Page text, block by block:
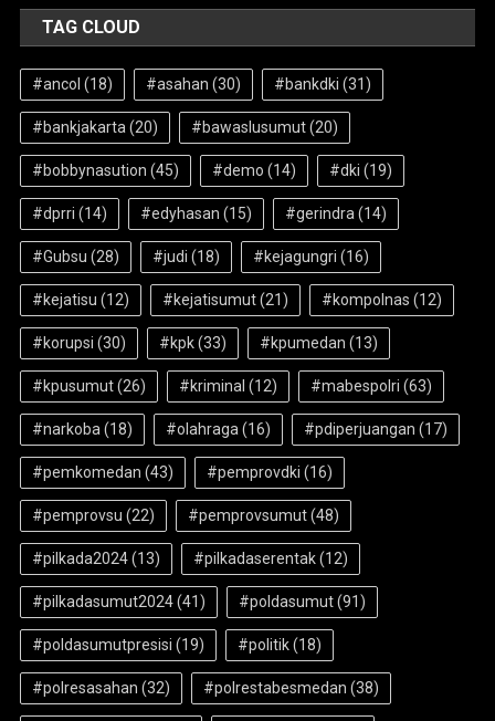
TAG CLOUD
#ancol (18) #asahan (30) #bankdki (31)
#bankjakarta(20) #bawaslusumut(20)
#bobbynasution (45) #demo (14) #dki (19)
#dprri (14) #edyhasan (15) #gerindra(14)
#Gubsu (28) #judi (18) #kejagungri (16)
#kejatisu (12) #kejatisumut(21) #kompolnas (12)
#korupsi (30) #kpk(33) #kpumedan (13)
#kpusumut(26) #kriminal (12) #mabespolri (63)
#narkoba(18) #olahraga(16) #pdiperjuangan (17)
#pemkomedan (43) #pemprovdki (16)
#pemprovsu (22) #pemprovsumut(48)
#pilkada2024(13) #pilkadaserentak(12)
#pilkadasumut2024(41) #poldasumut(91)
#poldasumutpresisi (19) #politik(18)
#polresasahan (32) #polrestabesmedan (38)